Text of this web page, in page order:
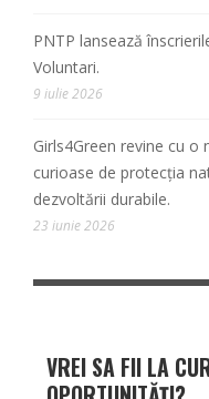
PNTP lansează
Voluntari.
9 iulie 2026
Girls4Green revine cu
curioase de protecția
dezvoltării durabile.
23 iunie 2026
VREI SA FII LA